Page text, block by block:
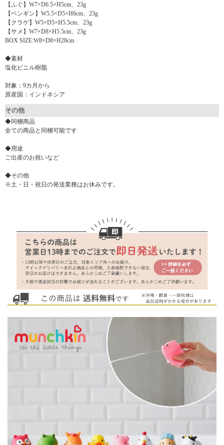
【ふぐ】W7×D6.5×H5cm、23g
【ペンギン】W5.5×D5×H6cm、23g
【クラゲ】W5×D5×H5.5cm、23g
【サメ】W7×D8×H5.5cm、23g
BOX SIZE:W8×D8×H28cm
◆素材
塩化ビニル樹脂
対象：9カ月から
原産国：インドネシア
その他
◆同梱商品
全ての商品と同梱可能です
◆用途
ご出産のお祝いなど
◆その他
※土・日・祝日の発送業務はお休みです。